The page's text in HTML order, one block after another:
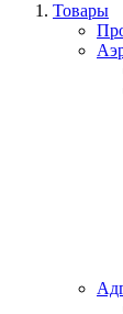
Товары